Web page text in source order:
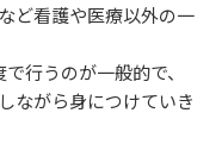
ど看護や医療以外の一
行うのが一般的で、
ながら身につけていき